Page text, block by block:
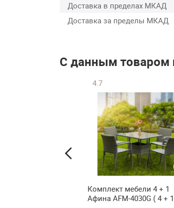
Доставка в пределах МКАД
Доставка за пределы МКАД
С данным товаром
4.7
Комплект мебели 4 + 1
Афина AFM-4030G ( 4 +